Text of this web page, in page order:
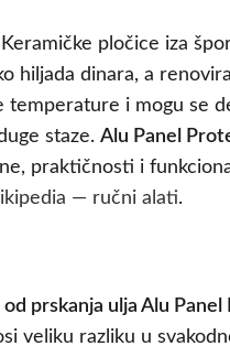
pločice iza
hiljada dinara, a
i mogu se
staze. Alu Panel
praktičnosti i
— ručni alati.
prskanja ulja Alu
veliku razliku u